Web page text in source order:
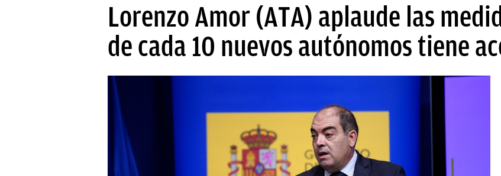
Lorenzo Amor (ATA) aplaude las
de cada 10 nuevos autónomos tiene